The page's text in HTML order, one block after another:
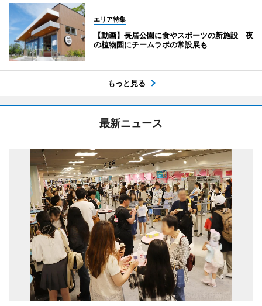
エリア特集
【動画】長居公園に食やスポーツの新施設 夜
の植物園にチームラボの常設展も
もっと見る
最新ニュース